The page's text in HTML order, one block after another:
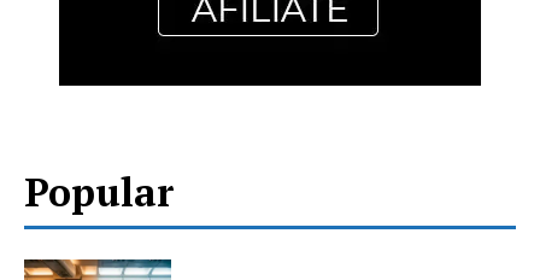
Popular